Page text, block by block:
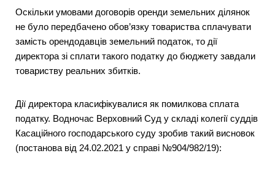
Оскільки умовами договорів оренди земельних ділянок
не було передбачено обов’язку товариства сплачувати
замість орендодавців земельний податок, то дії
директора зі сплати такого податку до бюджету завдали
товариству реальних збитків.
Дії директора класифікувалися як помилкова сплата
податку. Водночас Верховний Суд у складі колегії суддів
Касаційного господарського суду зробив такий висновок
(постанова від 24.02.2021 у справі №904/982/19):